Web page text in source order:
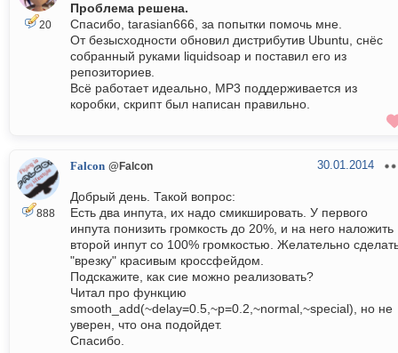
20
Проблема решена.
Спасибо, tarasian666, за попытки помочь мне.
От безысходности обновил дистрибутив Ubuntu, снёс
собранный руками liquidsoap и поставил его из
репозиториев.
Всё работает идеально, MP3 поддерживается из
коробки, скрипт был написан правильно.
888
Falcon @Falcon 30.01.2014
Добрый день. Такой вопрос:
Есть два инпута, их надо смикшировать. У первого
инпута понизить громкость до 20%, и на него наложить
второй инпут со 100% громкостью. Желательно
"врезку" красивым кроссфейдом.
Подскажите, как сие можно реализовать?
Читал про функцию
smooth_add(~delay=0.5,~p=0.2,~normal,~special), но не
уверен, что она подойдет.
Спасибо.